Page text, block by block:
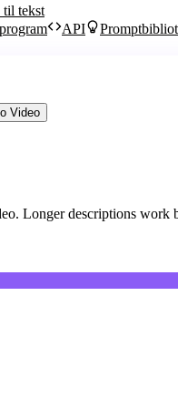
til tekst
API
Video
Longer descriptions work